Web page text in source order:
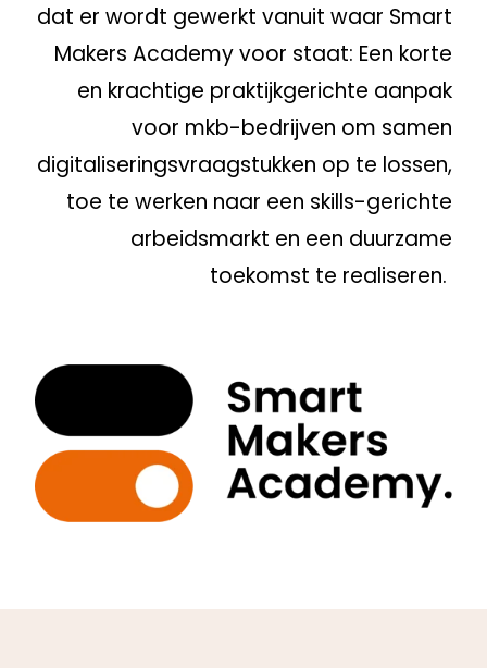
dat er wordt gewerkt vanuit waar Smart
Makers Academy voor staat: Een korte
en krachtige praktijkgerichte aanpak
voor mkb-bedrijven om samen
digitaliseringsvraagstukken op te lossen,
toe te werken naar een skills-gerichte
arbeidsmarkt en een duurzame
toekomst te realiseren.